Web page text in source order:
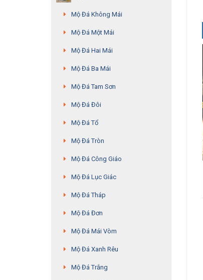
Mộ Đá Không Mái
Mộ Đá Một Mái
Mộ Đá Hai Mái
Mộ Đá Ba Mái
Mộ Đá Tam Sơn
Mộ Đá Đôi
Mộ Đá Tổ
Mộ Đá Tròn
Mộ Đá Công Giáo
Mộ Đá Lục Giác
Mộ Đá Tháp
Mộ Đá Đơn
Mộ Đá Mái Vòm
Mộ Đá Xanh Rêu
Mộ Đá Trắng